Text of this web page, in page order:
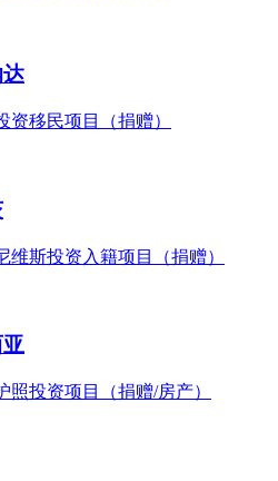
资移民项目（捐赠）
维斯投资入籍项目（捐赠）
照投资项目（捐赠/房产）